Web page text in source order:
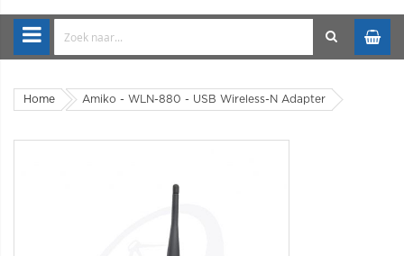
Home Amiko - WLN-880 - USB Wireless-N Adapter